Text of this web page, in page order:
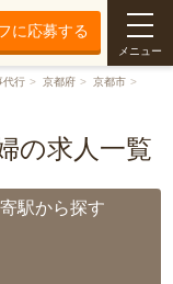
に応募する
メニュー
代行 京都府
京都市
の求人一覧
駅から探す